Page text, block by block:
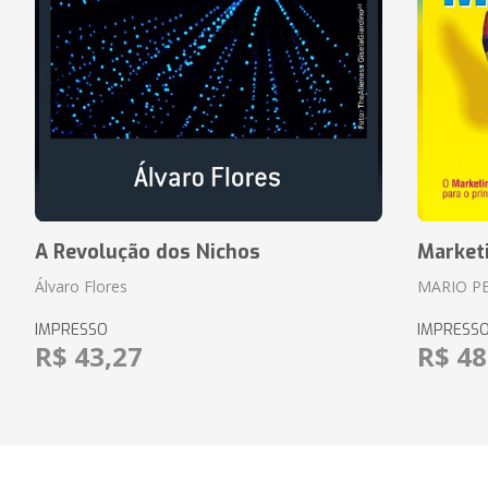
A Revolução dos Nichos
Álvaro Flores
IMPRESSO
R$ 43,27
MARIO
R$